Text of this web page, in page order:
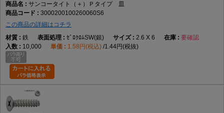
サンコータイト（＋）Ｐタイプ 皿
3000200100260060S6
この商品の詳細はコチラ
鉄
ｾﾞﾛｸﾛﾑSW(銀) 2.6 X 6
要確認
10,000
1.58円(税込) 1.44円(税抜)